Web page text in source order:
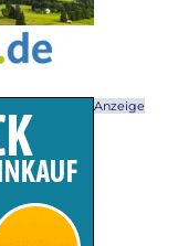
Anzeige